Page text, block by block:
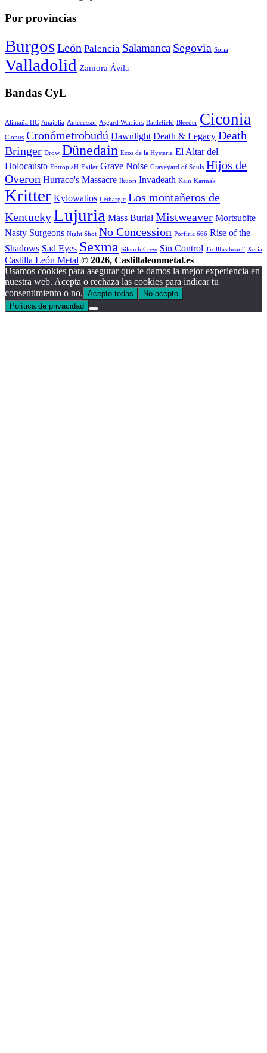
Por provincias
BurgosLeón Palencia Salamanca Segovia Soria
Valladolid Zamora Ávila
Bandas CyL
Alimaña HC Anajulia Antecessor Asgard Warriors Battlefield Bleeder Ciconia
Clonus Cronómetrobudú Dawnlight Death & Legacy Death
Bringer Drow Dünedain Ecos de la Hysteria El Altar del
Holocausto EntröpiaH Exiler Grave Noise Graveyard of Souls Hijos de
Overon Hurraco's Massacre Ikuori Invadeath Kain Karmak
Kritter Kylowatios Lethargic Los montañeros de
KentuckyLujuria Mass Burial Mistweaver Mortsubite
Nasty Surgeons Night Shot No Concession Porfiria 666 Rise of the
Shadows Sad Eyes Sexma Silench Crew Sin Control TrollfasthearT Xeria
Castilla León Metal © 2026, Castillaleonmetal.es
Usamos cookies para asegurar que te damos la mejor experiencia en
nuestra web. Acepta o rechaza las cookies para indicar tu
consentimiento o no. Acepto todas
No acepto
Política de privacidad